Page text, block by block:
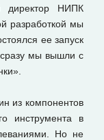
директор НИПК
разработкой мы
ее запуск
сразу мы вышли с
из компонентов
инструмента в
Но не